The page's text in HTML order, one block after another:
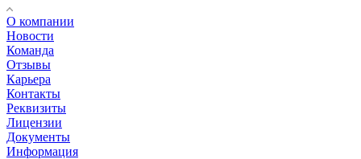
О компании
Новости
Команда
Отзывы
Карьера
Контакты
Реквизиты
Лицензии
Документы
Информация